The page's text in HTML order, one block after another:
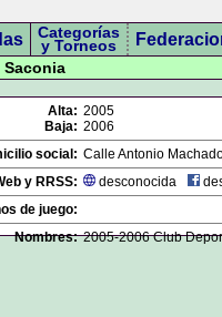
Categorías
y Torneos
Alta: 2005
Baja: 2006
social: Calle Antonio
y RRSS:
desconocida
de juego:
Nombres: 2005-2006 Club